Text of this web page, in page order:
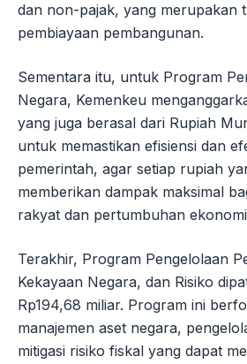
dan non-pajak, yang merupakan
pembiayaan pembangunan.
Sementara itu, untuk Program
Negara, Kemenkeu
yang juga berasal dari Rupiah
untuk memastikan efisiensi dan
pemerintah, agar setiap rupiah
memberikan dampak maksimal
rakyat dan pertumbuhan
Terakhir, Program Pengelolaan
Kekayaan Negara, dan Risiko
Rp194,68 miliar. Program ini
manajemen aset negara,
mitigasi risiko fiskal yang dapat